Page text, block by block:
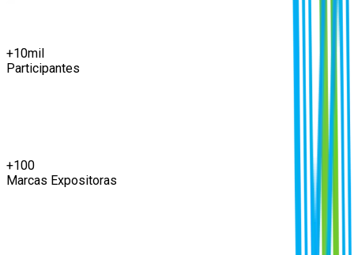
+10mil
Participantes
+100
Marcas Expositoras